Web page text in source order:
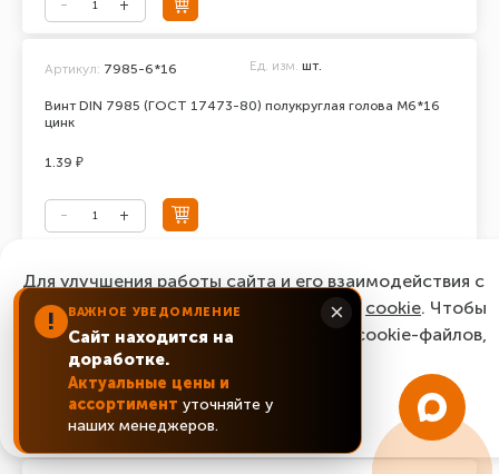
Винт DIN 7985 (ГОСТ 17473-80) полукруглая голова М6*16
цинк
Артикул: 7985-6*16 Ед. изм. шт.
1.39 ₽
Винт DIN 7985 (ГОСТ 17473-80) полукруглая голова М6*18
цинк
Артикул: 7985-6*18 Ед. изм. шт.
1.82 ₽
! ВАЖНОЕ УВЕДОМЛЕНИЕ
Сайт находится на
доработке.
Актуальные цены и
ассортимент уточняйте у
наших менеджеров.
×
Для улучшения работы сайта и его взаимодействия с
пользователями мы используем файлы cookie. Чтобы
согласиться с нашим использованием cookie-файлов,
нажмите “Ок, понятно!”
ОК, понятно!